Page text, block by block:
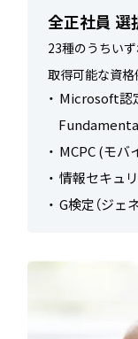
全正社員 選
23種のうちい
取得可能な資格
Microsoft認
MCPC (モバ
情報セキュ
G検定（ジェ